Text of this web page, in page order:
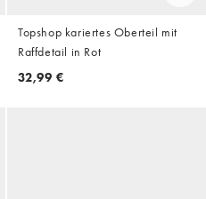
Topshop kariertes Oberteil mit
Raffdetail in Rot
32,99 €